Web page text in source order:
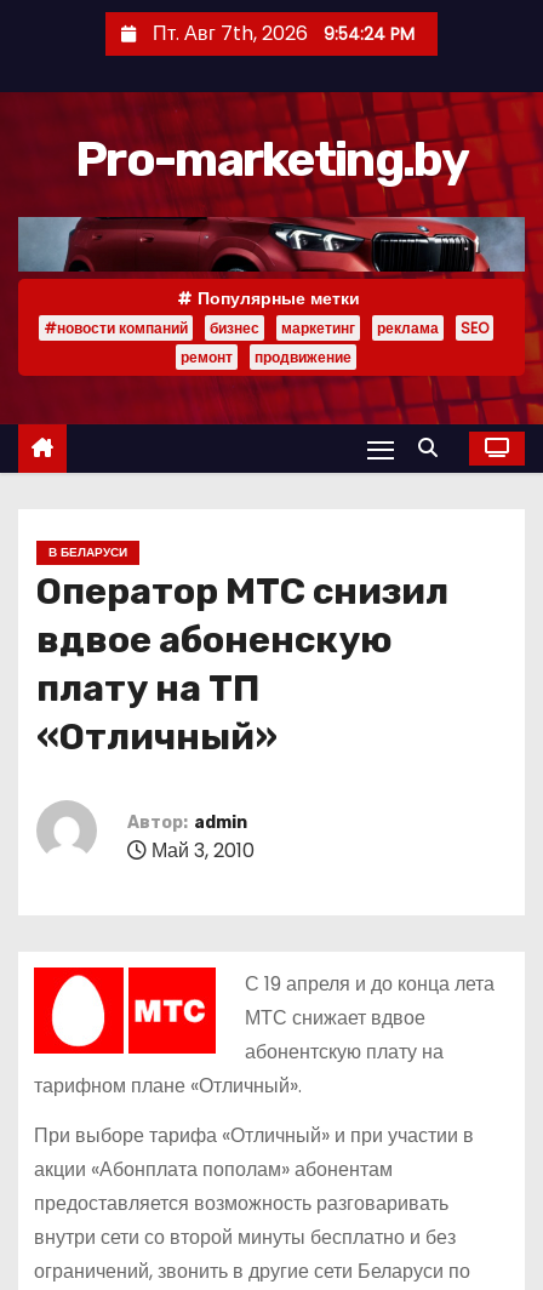
р
Пт. Авг 7th, 2026 9:54:24 PM
Pro-marketing.by
Популярные метки
#новости компаний бизнес маркетинг реклама
SEO
ремонт
продвижение
В БЕЛАРУСИ
Оператор МТС снизил
вдвое абоненскую
плату на ТП
«Отличный»
Автор: admin
Май 3, 2010
С 19 апреля и до конца лета
МТС снижает вдвое
абонентскую плату на
тарифном плане «Отличный».
При выборе тарифа «Отличный» и при участии в
акции «Абонплата пополам» абонентам
предоставляется возможность разговаривать
внутри сети со второй минуты бесплатно и без
ограничений, звонить в другие сети Беларуси по